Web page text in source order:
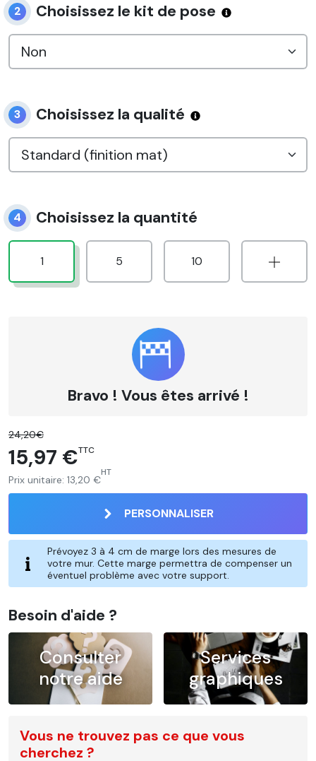
2 Choisissez le kit de pose
3 Choisissez la qualité
4 Choisissez la quantité
1 5 10
Bravo ! Vous êtes arrivé !
24,20€
15,97 €TTC
Prix unitaire: 13,20 €
HT
PERSONNALISER
Prévoyez 3 à 4 cm de marge lors des mesures de
votre mur. Cette marge permettra de compenser un
éventuel problème avec votre support.
Besoin d'aide ?
Consulter
notre aide
Services
graphiques
Vous ne trouvez pas ce que vous
cherchez ?